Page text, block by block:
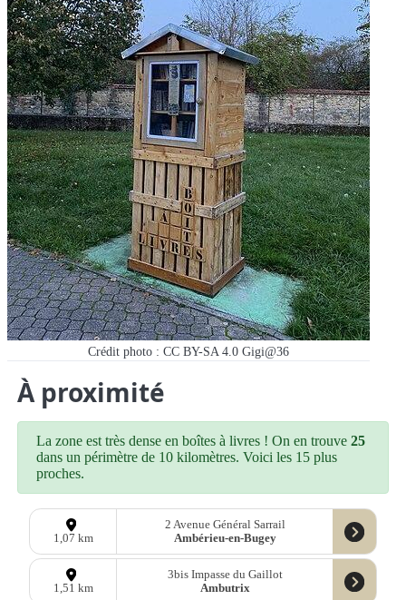
Crédit photo : CC BY-SA 4.0 Gigi@36
À proximité
La zone est très dense en boîtes à livres ! On en trouve25
dans un périmètre de 10 kilomètres. Voici les 15 plus
proches.
1,07 km
2 Avenue Général Sarrail
Ambérieu-en-Bugey
1,51 km
3bis Impasse du Gaillot
Ambutrix